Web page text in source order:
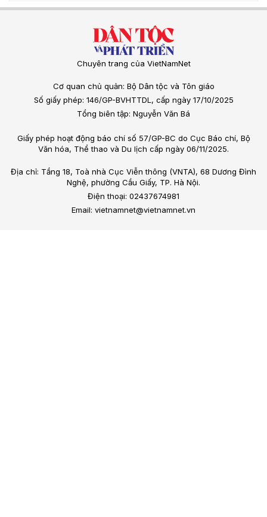
Chuyên trang của VietNamNet
Cơ quan chủ quản: Bộ Dân tộc và Tôn giáo
Số giấy phép: 146/GP-BVHTTDL, cấp ngày 17/10/2025
Tổng biên tập: Nguyễn Văn Bá
Giấy phép hoạt động báo chí số 57/GP-BC do Cục Báo chí, Bộ
Văn hóa, Thể thao và Du lịch cấp ngày 06/11/2025.
Địa chỉ: Tầng 18, Toà nhà Cục Viễn thông (VNTA), 68 Dương Đình
Nghệ, phường Cầu Giấy, TP. Hà Nội.
Điện thoại: 02437674981
Email: vietnamnet@vietnamnet.vn